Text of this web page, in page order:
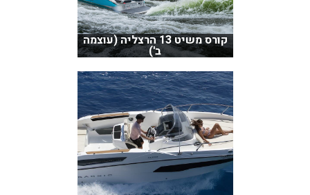
קורס משיט 13 הרצליה (עוצמה
ב')